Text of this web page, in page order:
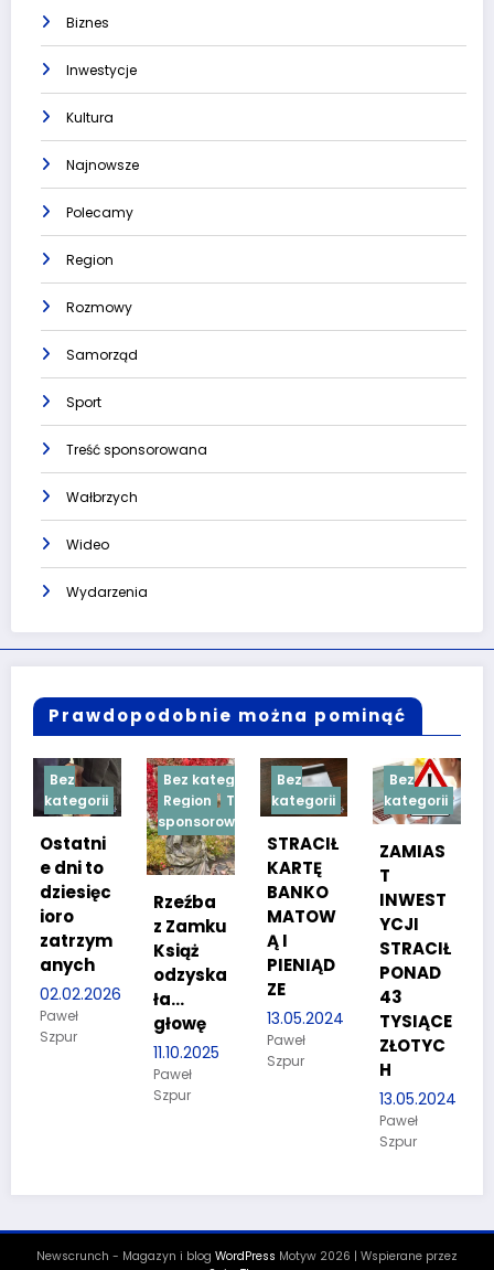
Biznes
Inwestycje
Kultura
Najnowsze
Polecamy
Region
Rozmowy
Samorząd
Sport
Treść sponsorowana
Wałbrzych
Wideo
Wydarzenia
Prawdopodobnie można pominąć
Bez kategorii
Region
Treść
sponsorowana
Rzeźba
Książ
odzyska
ła…
głowę
Bez
kategorii
STRACIŁ
KARTĘ
BANKO
MATOW
Ą I
PIENIĄD
ZE
13.05.2024
Szpur
Bez
kategorii
ZAMIAS
T
INWEST
YCJI
PONAD
TYSIĄCE
ZŁOTYC
13.05.2024
Bez
kategorii
TESTY
NOŚCIO
WE DLA
KANDYD
ATÓW
POLICJI
Newscrunch - Magazyn i blog WordPress Motyw 2026 | Wspierane przez